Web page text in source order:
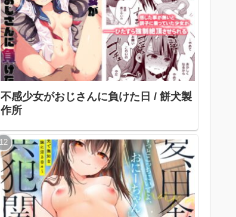
不感少女がおじさんに負けた日 / 餅犬製
作所